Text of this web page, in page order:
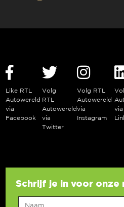
Like RTL
Autowereld
via
Facebook
Volg
RTL
Autowereld
via
Twitter
Volg RTL
Autowereld
via
Instagram
via
Schrijf je in voor onze